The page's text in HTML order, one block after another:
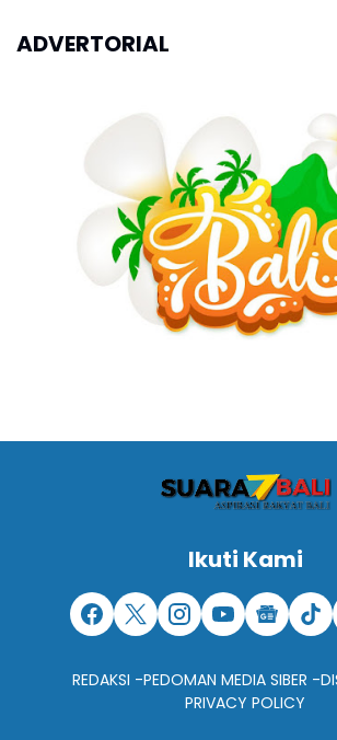
ADVERTORIAL
Ikuti Kami
REDAKSI -PEDOMAN MEDIA SIBER -
PRIVACY POLICY